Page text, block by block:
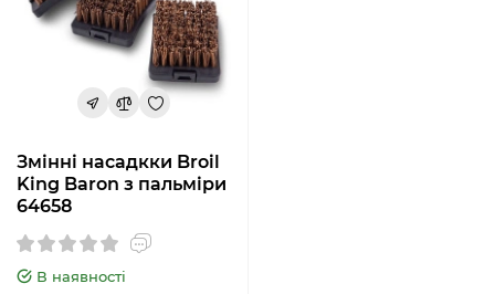
Змінні насадкки Broil
King Baron з пальміри
64658
В наявності